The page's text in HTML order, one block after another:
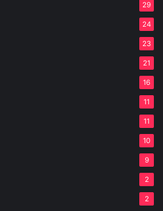
29
24
23
21
16
11
11
10
9
2
2